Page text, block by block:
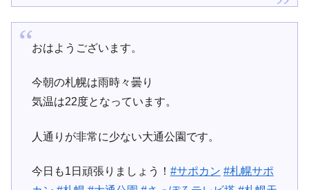
おはようございます。
今朝の札幌は雨時々曇り
気温は22度となっています。
人通りが非常に少ない大通公園です。
今日も1日頑張りましょう！ #サポカン #札幌サポ